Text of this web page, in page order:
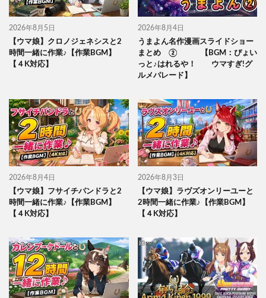
2026年8月5日
【ウマ娘】クロノジェネシスと2
時間一緒に作業♪【作業BGM】
【４K対応】
2026年8月4日
うまよん名作漫画スライドショー
まとめ ② 【BGM：ぴょい
っと♪はれるや！ ウマすぎ!グ
ルメパレード】
2026年8月4日
【ウマ娘】フサイチパンドラと2
時間一緒に作業♪【作業BGM】
【４K対応】
2026年8月3日
【ウマ娘】ラヴズオンリーユーと
2時間一緒に作業♪【作業BGM】
【４K対応】